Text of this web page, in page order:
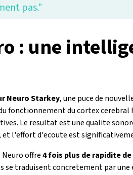
pas."
: une
Neuro Starkey, une puce de
fonctionnement du cortex
Le resultat est une qualite
et l'effort d'ecoute est
offre4 fois plus de rapidite
se traduisent concretement par